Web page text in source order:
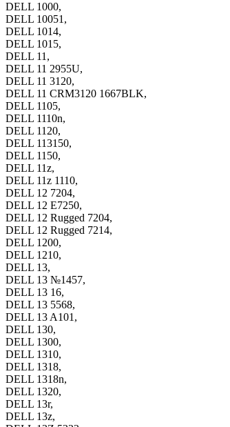
DELL 1000,
DELL 10051,
DELL 1014,
DELL 1015,
DELL 11,
DELL 11 2955U,
DELL 11 3120,
DELL 11 CRM3120 1667BLK,
DELL 1105,
DELL 1110n,
DELL 1120,
DELL 113150,
DELL 1150,
DELL 11z,
DELL 11z 1110,
DELL 12 7204,
DELL 12 E7250,
DELL 12 Rugged 7204,
DELL 12 Rugged 7214,
DELL 1200,
DELL 1210,
DELL 13,
DELL 13 №1457,
DELL 13 16,
DELL 13 5568,
DELL 13 A101,
DELL 130,
DELL 1300,
DELL 1310,
DELL 1318,
DELL 1318n,
DELL 1320,
DELL 13r,
DELL 13z,